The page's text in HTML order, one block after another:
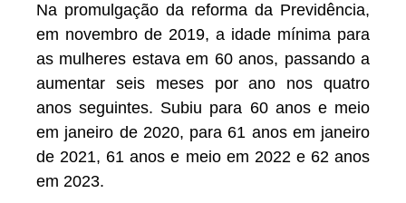
Na promulgação da reforma da Previdência,
em novembro de 2019, a idade mínima para
as mulheres estava em 60 anos, passando a
aumentar seis meses por ano nos quatro
anos seguintes. Subiu para 60 anos e meio
em janeiro de 2020, para 61 anos em janeiro
de 2021, 61 anos e meio em 2022 e 62 anos
em 2023.